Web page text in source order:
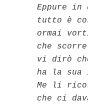
Eppure in
tutto è
ormai
che
vi dirò
ha la sua
Me li
che ci